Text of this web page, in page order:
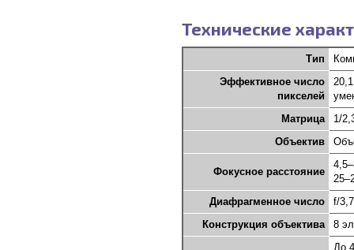
Технические
Тип
Эффективное число
пикселей
Матрица
1/
Объектив
Фокусное расстояние
Диафрагменное число
f/
Конструкция объектива
8
До